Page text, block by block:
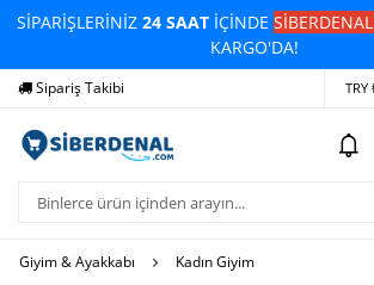
SİPARİŞLERİNİZ24 SAAT İÇİNDE
KARGO'DA!
Sipariş Takibi TRY
Giyim & Ayakkabı Kadın Giyim